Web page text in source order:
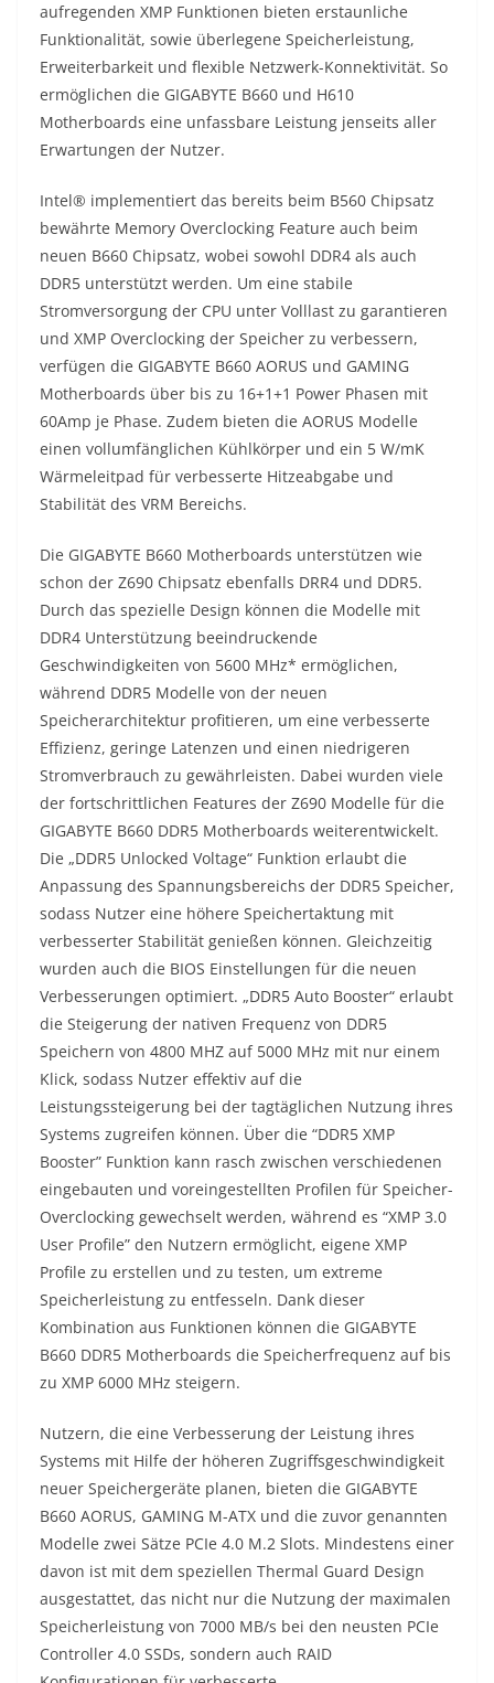
aufregenden XMP Funktionen bieten erstaunliche
Funktionalität, sowie überlegene Speicherleistung,
Erweiterbarkeit und flexible Netzwerk-Konnektivität. So
ermöglichen die GIGABYTE B660 und H610
Motherboards eine unfassbare Leistung jenseits aller
Erwartungen der Nutzer.
Intel® implementiert das bereits beim B560 Chipsatz
bewährte Memory Overclocking Feature auch beim
neuen B660 Chipsatz, wobei sowohl DDR4 als auch
DDR5 unterstützt werden. Um eine stabile
Stromversorgung der CPU unter Volllast zu garantieren
und XMP Overclocking der Speicher zu verbessern,
verfügen die GIGABYTE B660 AORUS und GAMING
Motherboards über bis zu 16+1+1 Power Phasen mit
60Amp je Phase. Zudem bieten die AORUS Modelle
einen vollumfänglichen Kühlkörper und ein 5 W/mK
Wärmeleitpad für verbesserte Hitzeabgabe und
Stabilität des VRM Bereichs.
Die GIGABYTE B660 Motherboards unterstützen wie
schon der Z690 Chipsatz ebenfalls DRR4 und DDR5.
Durch das spezielle Design können die Modelle mit
DDR4 Unterstützung beeindruckende
Geschwindigkeiten von 5600 MHz* ermöglichen,
während DDR5 Modelle von der neuen
Speicherarchitektur profitieren, um eine verbesserte
Effizienz, geringe Latenzen und einen niedrigeren
Stromverbrauch zu gewährleisten. Dabei wurden viele
der fortschrittlichen Features der Z690 Modelle für die
GIGABYTE B660 DDR5 Motherboards weiterentwickelt.
Die „DDR5 Unlocked Voltage“ Funktion erlaubt die
Anpassung des Spannungsbereichs der DDR5 Speicher,
sodass Nutzer eine höhere Speichertaktung mit
verbesserter Stabilität genießen können. Gleichzeitig
wurden auch die BIOS Einstellungen für die neuen
Verbesserungen optimiert. „DDR5 Auto Booster“ erlaubt
die Steigerung der nativen Frequenz von DDR5
Speichern von 4800 MHZ auf 5000 MHz mit nur einem
Klick, sodass Nutzer effektiv auf die
Leistungssteigerung bei der tagtäglichen Nutzung ihres
Systems zugreifen können. Über die “DDR5 XMP
Booster” Funktion kann rasch zwischen verschiedenen
eingebauten und voreingestellten Profilen für Speicher-
Overclocking gewechselt werden, während es “XMP 3.0
User Profile” den Nutzern ermöglicht, eigene XMP
Profile zu erstellen und zu testen, um extreme
Speicherleistung zu entfesseln. Dank dieser
Kombination aus Funktionen können die GIGABYTE
B660 DDR5 Motherboards die Speicherfrequenz auf bis
zu XMP 6000 MHz steigern.
Nutzern, die eine Verbesserung der Leistung ihres
Systems mit Hilfe der höheren Zugriffsgeschwindigkeit
neuer Speichergeräte planen, bieten die GIGABYTE
B660 AORUS, GAMING M-ATX und die zuvor genannten
Modelle zwei Sätze PCIe 4.0 M.2 Slots. Mindestens einer
davon ist mit dem speziellen Thermal Guard Design
ausgestattet, das nicht nur die Nutzung der maximalen
Speicherleistung von 7000 MB/s bei den neusten PCIe
Controller 4.0 SSDs, sondern auch RAID